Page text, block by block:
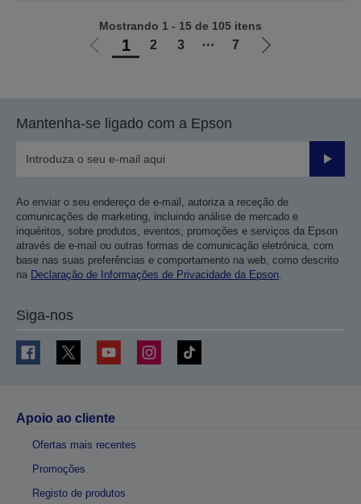
Ir
anterior
1 2 3 ⋯ 7
Ir
Mostrando 1 - 15 de 105 itens
Mantenha-se ligado com a Epson
Enviar
Ao enviar o seu endereço de e-mail, autoriza a receção de
comunicações de marketing, incluindo análise de mercado e
inquéritos, sobre produtos, eventos, promoções e serviços da Epson
através de e-mail ou outras formas de comunicação eletrónica, com
base nas suas preferências e comportamento na web, como descrito
na Declaração de Informações de Privacidade da Epson.
Siga-nos
Apoio ao cliente
Ofertas mais recentes
Promoções
Registo de produtos